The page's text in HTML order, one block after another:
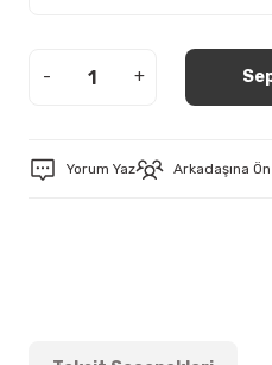
- +
Yorum Yaz Arkadaşına